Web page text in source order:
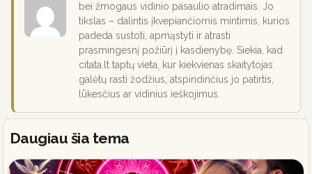
bei žmogaus vidinio pasaulio atradimais. Jo
tikslas – dalintis įkvepiančiomis mintimis, kurios
padeda sustoti, apmąstyti ir atrasti
prasmingesnį požiūrį į kasdienybę. Siekia, kad
citata.lt taptų vieta, kur kiekvienas skaitytojas
galėtų rasti žodžius, atspindinčius jo patirtis,
lūkesčius ar vidinius ieškojimus.
Daugiau šia tema